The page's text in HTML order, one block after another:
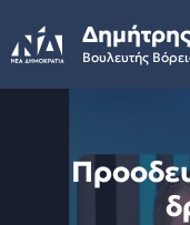
to
content
Βουλευτής